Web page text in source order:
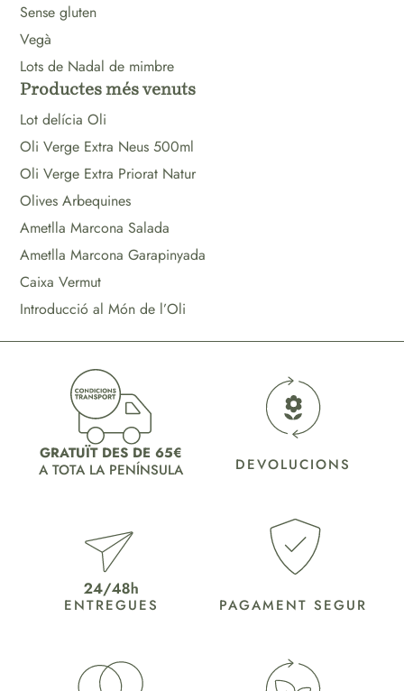
Sense gluten
Vegà
Lots de Nadal de mimbre
Productes més venuts
Lot delícia Oli
Oli Verge Extra Neus 500ml
Oli Verge Extra Priorat Natur
Olives Arbequines
Ametlla Marcona Salada
Ametlla Marcona Garapinyada
Caixa Vermut
Introducció al Món de l’Oli
GRATUÏT DES DE 65€
A TOTA LA PENÍNSULA
ENTREGUES
DEVOLUCIONS
PAGAMENT SEGUR